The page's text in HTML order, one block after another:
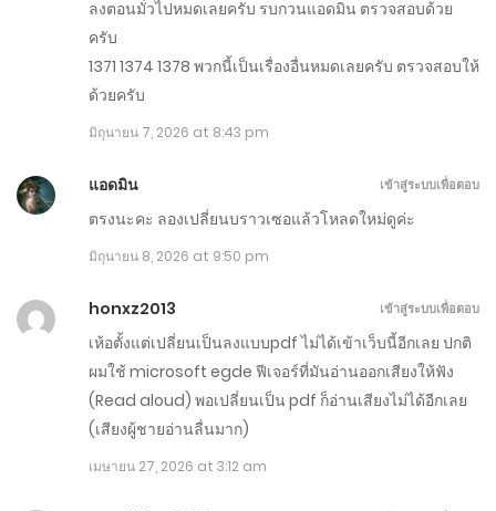
กรกฎาคม 15, 2026
ตอนที่ 1451-1460
กรกฎาคม 10, 2026
กรกฎาคม 5, 2026
ตอนที่ 1431-1440
มิถุนายน 30, 2026
ตอนที่ 1421-1430
ตอนที่ 1411-1420
ลงตอนมั่วไปหมดเลยครับ รบกวนแอดมิน ตรวจสอบด้วย
ครับ
1371 1374 1378 พวกนี้เป็นเรื่องอื่นหมดเลยครับ ตรวจสอบให้
ด้วยครับ
มิถุนายน 7, 2026 at 8:43 pm
แอดมิน
ตรงนะคะ ลองเปลี่ยนบราวเซอแล้วโหลดใหม่ดูค่ะ
มิถุนายน 8, 2026 at 9:50 pm
เข้าสู่ระบบเพื่อตอบ
honxz2013
เห้อตั้งแต่เปลี่ยนเป็นลงแบบpdf ไม่ได้เข้าเว็บนี้อีกเลย ปกติ
ผมใช้ microsoft egde ฟีเจอร์ที่มันอ่านออกเสียงให้ฟัง
(Read aloud) พอเปลี่ยนเป็น pdf ก็อ่านเสียงไม่ได้อีกเลย
(เสียงผู้ชายอ่านลื่นมาก)
เมษายน 27, 2026 at 3:12 am
เข้าสู่ระบบเพื่อตอบ